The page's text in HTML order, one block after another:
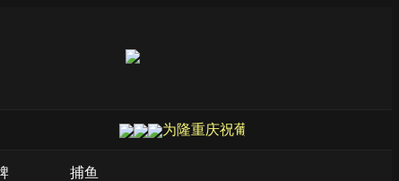
为隆重庆祝葡京娱乐场成立20周年，
捕鱼